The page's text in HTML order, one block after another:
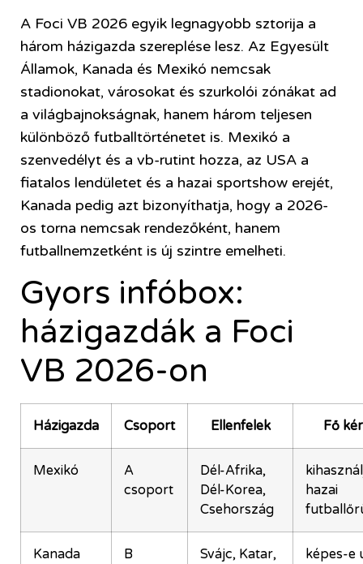
A Foci VB 2026 egyik legnagyobb sztorija a
három házigazda szereplése lesz. Az Egyesült
Államok, Kanada és Mexikó nemcsak
stadionokat, városokat és szurkolói zónákat ad
a világbajnokságnak, hanem három teljesen
különböző futballtörténetet is. Mexikó a
szenvedélyt és a vb-rutint hozza, az USA a
fiatalos lendületet és a hazai sportshow erejét,
Kanada pedig azt bizonyíthatja, hogy a 2026-
os torna nemcsak rendezőként, hanem
futballnemzetként is új szintre emelheti.
Gyors infóbox:
házigazdák a Foci
VB 2026-on
Házigazda Csoport Ellenfelek Fő
Mexikó
A
csoport
Dél-Afrika,
Dél-Korea,
Csehország
hazai
Kanada
B
Svájc, Katar,
képes-e